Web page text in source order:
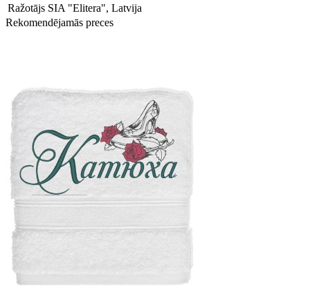
Ražotājs SIA "Elitera", Latvija
Rekomendējamās preces